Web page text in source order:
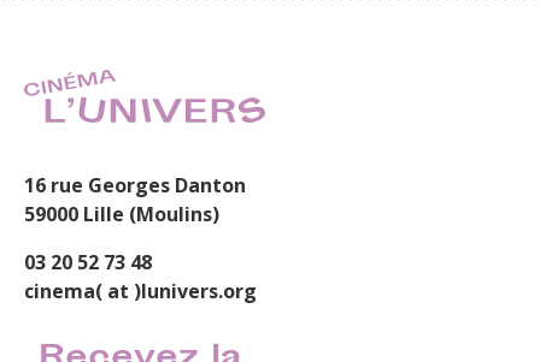
16 rue Georges Danton
59000 Lille (Moulins)
03 20 52 73 48
cinema( at )lunivers.org